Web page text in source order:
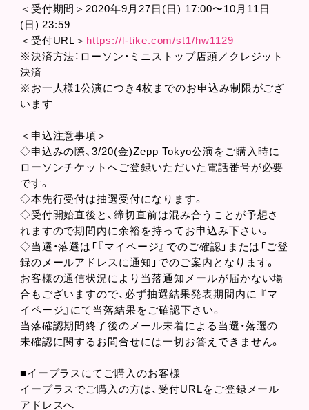
＜受付期間＞2020年9月27日(日) 17:00〜10月11日
(日) 23:59
＜受付URL＞ https://l-tike.com/st1/hw1129
※決済方法：ローソン・ミニストップ店頭／クレジット
決済
※お一人様1公演につき4枚までのお申込み制限がござ
います
＜申込注意事項＞
◇申込みの際、3/20(金)Zepp Tokyo公演をご購入時に
ローソンチケットへご登録いただいた電話番号が必要
です。
◇本先行受付は抽選受付になります。
◇受付開始直後と、締切直前は混み合うことが予想さ
れますので期間内に余裕を持ってお申込み下さい。
◇当選・落選は「『マイページ』でのご確認」または「ご登
録のメールアドレスに通知」でのご案内となります。
お客様の通信状況により当落通知メールが届かない場
合もございますので、必ず抽選結果発表期間内に 『マ
イページ』にて当落結果をご確認下さい。
当落確認期間終了後のメール未着による当選・落選の
未確認に関するお問合せには一切お答えできません。
■イープラスにてご購入のお客様
イープラスでご購入の方は、受付URLをご登録メール
アドレスへ